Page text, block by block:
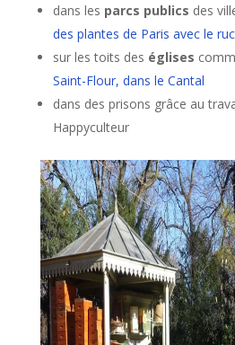
dans les parcs publics des
des plantes de Paris avec le
sur les toits des églises
Saint-Flour, dans le Cantal
dans des prisons grâce au
Happyculteur